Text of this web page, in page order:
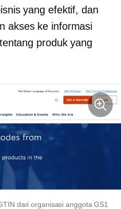
yang efektif, dan
akses ke informasi
produk yang
dari organisasi anggota GS1